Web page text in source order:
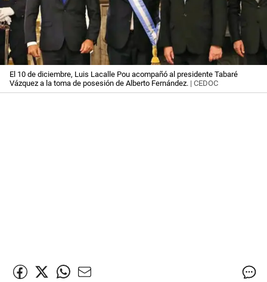
El 10 de diciembre, Luis Lacalle Pou acompañó al presidente Tabaré
Vázquez a la toma de posesión de Alberto Fernández. | CEDOC